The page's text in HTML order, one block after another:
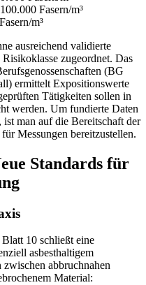
Fasern/m³
m³
ausreichend validierte
zugeordnet. Das
(BG
ermittelt Expositionswerte
Tätigkeiten sollen in
werden. Um fundierte Daten
man auf die Bereitschaft der
Messungen bereitzustellen.
Standards für
10 schließt eine
asbesthaltigem
abbruchnahen
Material: